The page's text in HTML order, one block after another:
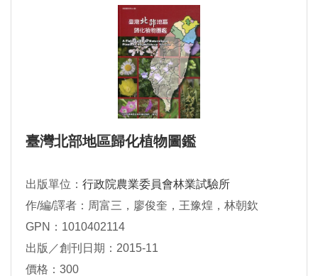
臺灣北部地區歸化植物圖鑑
出版單位： 行政院農業委員會林業試驗所
作/編/譯者：周富三，廖俊奎，王豫煌，林朝欽
GPN：1010402114
出版／創刊日期：2015-11
價格：300